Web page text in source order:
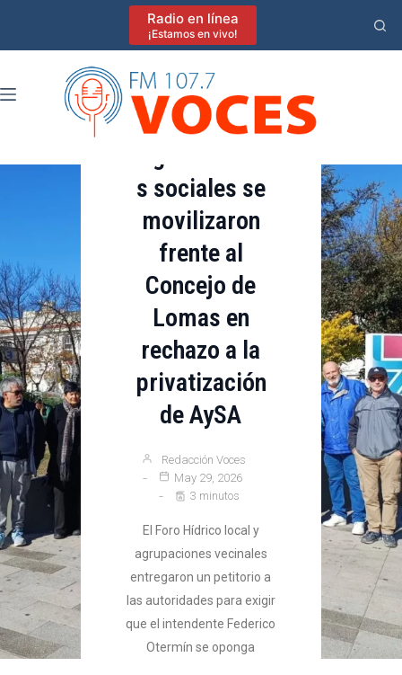
Radio en línea
¡Estamos en vivo!
Destacadas
Lomas de Zamora
Vecinos y
s sociales se
movilizaron
frente al
Concejo de
Lomas en
rechazo a la
privatización
de AySA
Redacción Voces
May 29, 2026
3 minutos
El Foro Hídrico local y
agrupaciones vecinales
entregaron un petitorio a
las autoridades para exigir
que el intendente Federico
Otermín se oponga